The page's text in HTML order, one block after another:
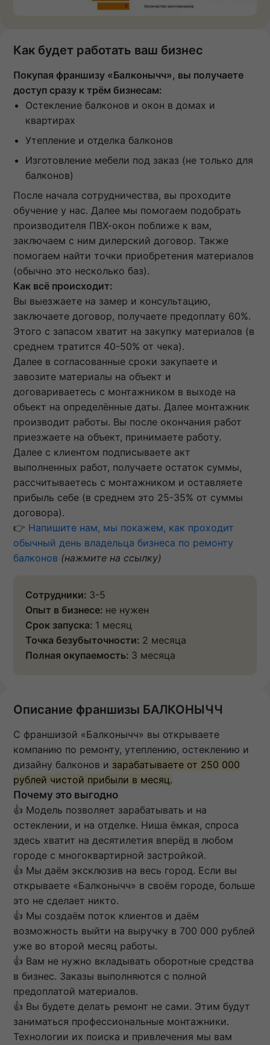
Как будет работать ваш бизнес
Покупая франшизу «Балконычч», вы получаете
доступ сразу к трём бизнесам:
Остекление балконов и окон в домах и
квартирах
Утепление и отделка балконов
Изготовление мебели под заказ (не только для
балконов)
После начала сотрудничества, вы проходите
обучение у нас. Далее мы помогаем подобрать
производителя ПВХ-окон поближе к вам,
заключаем с ним дилерский договор. Также
помогаем найти точки приобретения материалов
(обычно это несколько баз).
Как всё происходит:
Вы выезжаете на замер и консультацию,
заключаете договор, получаете предоплату 60%.
Этого с запасом хватит на закупку материалов (в
среднем тратится 40-50% от чека).
Далее в согласованные сроки закупаете и
завозите материалы на объект и
договариваетесь с монтажником в выходе на
объект на определённые даты. Далее монтажник
производит работы. Вы после окончания работ
приезжаете на объект, принимаете работу.
Далее с клиентом подписываете акт
выполненных работ, получаете остаток суммы,
рассчитываетесь с монтажником и оставляете
прибыль себе (в среднем это 25-35% от суммы
договора).
👉 Напишите нам, мы покажем, как проходит
обычный день владельца бизнеса по ремонту
балконов (нажмите на ссылку)
Сотрудники: 3-5
Опыт в бизнесе: не нужен
Срок запуска: 1 месяц
Точка безубыточности: 2 месяца
Полная окупаемость: 3 месяца
Описание франшизы БАЛКОНЫЧЧ
С франшизой «Балконычч» вы открываете
компанию по ремонту, утеплению, остеклению и
дизайну балконов и зарабатываете от 250 000
рублей чистой прибыли в месяц.
Почему это выгодно
👍 Модель позволяет зарабатывать и на
остеклении, и на отделке. Ниша ёмкая, спроса
здесь хватит на десятилетия вперёд в любом
городе с многоквартирной застройкой.
👍 Мы даём эксклюзив на весь город. Если вы
открываете «Балконычч» в своём городе, больше
это не сделает никто.
👍 Мы создаём поток клиентов и даём
возможность выйти на выручку в 700 000 рублей
уже во второй месяц работы.
👍 Вам не нужно вкладывать оборотные средства
в бизнес. Заказы выполняются с полной
предоплатой материалов.
👍 Вы будете делать ремонт не сами. Этим будут
заниматься профессиональные монтажники.
Технологии их поиска и привлечения мы вам